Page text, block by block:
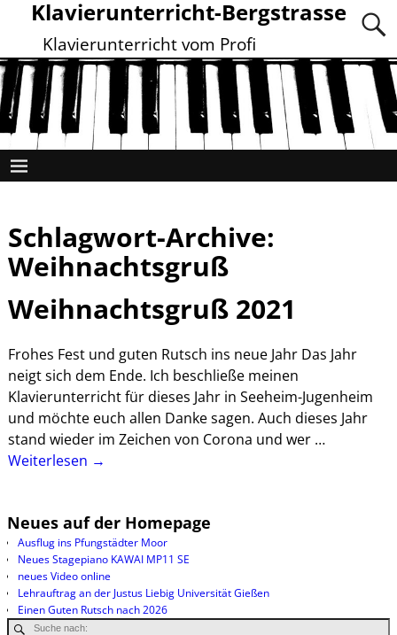
Klavierunterricht-Bergstrasse
Klavierunterricht vom Profi
Schlagwort-Archive:
Weihnachtsgruß
Weihnachtsgruß 2021
Frohes Fest und guten Rutsch ins neue Jahr Das Jahr
neigt sich dem Ende. Ich beschließe meinen
Klavierunterricht für dieses Jahr in Seeheim-Jugenheim
und möchte euch allen Danke sagen. Auch dieses Jahr
stand wieder im Zeichen von Corona und wer …
Weiterlesen →
Neues auf der Homepage
Ausflug ins Pfungstädter Moor
Neues Stagepiano KAWAI MP11 SE
neues Video online
Lehrauftrag an der Justus Liebig Universität Gießen
Einen Guten Rutsch nach 2026